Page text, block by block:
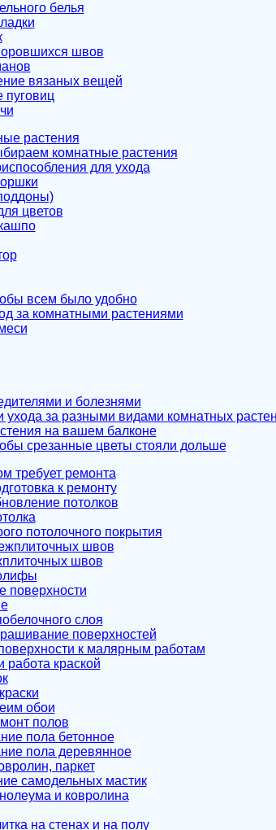
белья
швов
вязаных вещей
растения
комнатные растения
для ухода
цветов
всем было удобно
за комнатными растениями
и болезнями
ухода за разными видами комнатных
на вашем балконе
срезанные цветы стояли дольше
требует ремонта
к ремонту
потолков
потолочного покрытия
швов
швов
поверхности
слоя
поверхностей
к малярным работам
работа краской
обои
полов
пола бетонное
пола деревянное
паркет
самодельных мастик
и ковролина
на стенах и на полу